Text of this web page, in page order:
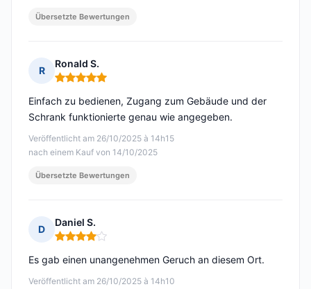
Übersetzte Bewertungen
R
Ronald S.
Hinweis: 5 von 5
Veröffentlicht am 26/10/2025 à 14h15
nach einem Kauf von 14/10/2025
Einfach zu bedienen, Zugang zum Gebäude und der
Schrank funktionierte genau wie angegeben.
Übersetzte Bewertungen
D
Daniel S.
Hinweis: 4 von 5
Veröffentlicht am 26/10/2025 à 14h10
Es gab einen unangenehmen Geruch an diesem Ort.